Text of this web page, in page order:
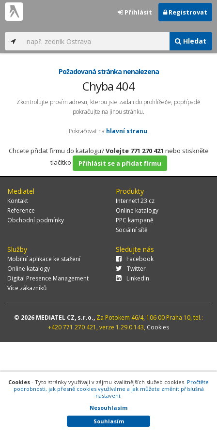
Hledat
Přihlásit Registrovat
Požadovaná stránka nenalezena
Chyba 404
Zkontrolujte prosím adresu, kterou jste zadali do prohlížeče, popřípadě
pokračujte na jinou stránku.
Pokračovat na hlavní stranu.
Chcete přidat firmu do katalogu?Volejte 771 270 421 nebo stiskněte
tlačítko
Přihlásit se a přidat firmu
Mediatel
Kontakt
Reference
Obchodní podmínky
Produkty
Internet123.cz
Online katalogy
PPC kampaně
Sociální sítě
Služby
Mobilní aplikace ke stažení
Online katalogy
Digital Presence Management
Více zákazníků
Sledujte nás
Facebook
Twitter
LinkedIn
© 2026 MEDIATEL CZ, s.r.o., Za Potokem 46/4, 106 00 Praha 10, tel.:
+420 771 270 421, verze 1.29.0.143, Cookies
Cookies - Tyto stránky využívají v zájmu kvalitnějších služeb cookies. Pročtěte
podrobnosti, jak přesně cookies využíváme a jak můžete změnit příslušná
nastavení.
Nesouhlasím
Souhlasím